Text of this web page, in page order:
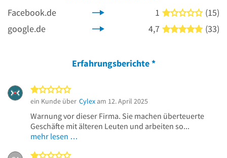
Facebook.de 1 1 von
(15)
google.de
4,7 5 von
(33)
Erfahrungsberichte*
ein Kunde über Cylex am 12. April 2025
Warnung vor dieser Firma. Sie machen überteuerte
Geschäfte mit älteren Leuten und arbeiten so...
mehr lesen …